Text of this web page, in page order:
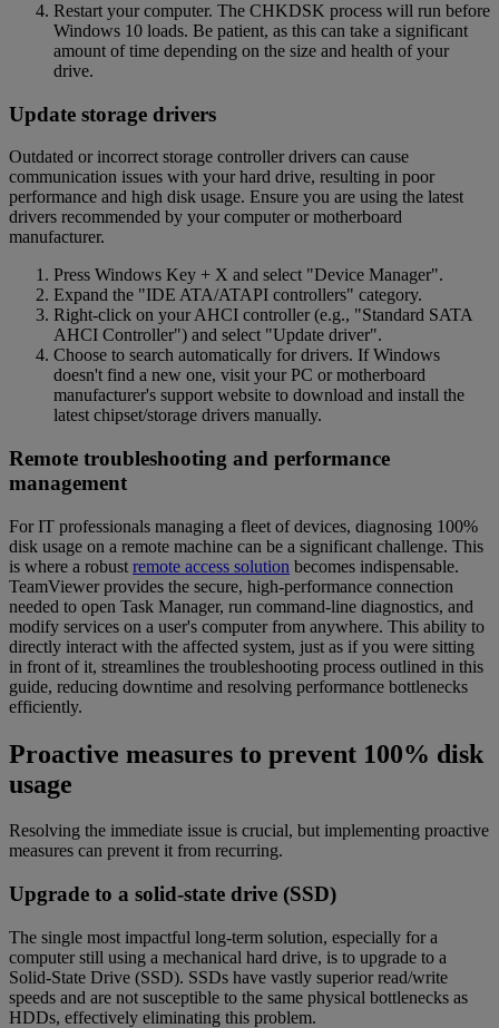
Restart your computer. The CHKDSK process will run before
Windows 10 loads. Be patient, as this can take a significant
amount of time depending on the size and health of your
drive.
Update storage drivers
Outdated or incorrect storage controller drivers can cause
communication issues with your hard drive, resulting in poor
performance and high disk usage. Ensure you are using the latest
drivers recommended by your computer or motherboard
manufacturer.
Press Windows Key + X and select "Device Manager".
Expand the "IDE ATA/ATAPI controllers" category.
Right-click on your AHCI controller (e.g., "Standard SATA
AHCI Controller") and select "Update driver".
Choose to search automatically for drivers. If Windows
doesn't find a new one, visit your PC or motherboard
manufacturer's support website to download and install the
latest chipset/storage drivers manually.
Remote troubleshooting and performance
management
For IT professionals managing a fleet of devices, diagnosing 100%
disk usage on a remote machine can be a significant challenge. This
is where a robust remote access solution becomes indispensable.
TeamViewer provides the secure, high-performance connection
needed to open Task Manager, run command-line diagnostics, and
modify services on a user's computer from anywhere. This ability to
directly interact with the affected system, just as if you were sitting
in front of it, streamlines the troubleshooting process outlined in this
guide, reducing downtime and resolving performance bottlenecks
efficiently.
Proactive measures to prevent 100% disk
usage
Resolving the immediate issue is crucial, but implementing proactive
measures can prevent it from recurring.
Upgrade to a solid-state drive (SSD)
The single most impactful long-term solution, especially for a
computer still using a mechanical hard drive, is to upgrade to a
Solid-State Drive (SSD). SSDs have vastly superior read/write
speeds and are not susceptible to the same physical bottlenecks as
HDDs, effectively eliminating this problem.